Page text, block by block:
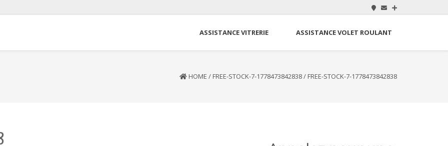
ASSISTANCE VITRERIE ASSISTANCE VOLET ROULANT
HOME / FREE-STOCK-7-1778473842838/ FREE-STOCK-7-1778473842838